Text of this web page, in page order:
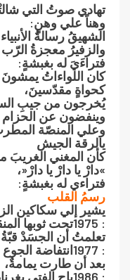
تهادي صوتُ‮ ‬التي شالتْه
وهناً‮ ‬علي وهنٍ‮:‬
الشهيقُ‮ ‬رسالةُ‮ ‬الأنبياء
والزفيرُ‮ ‬معجزةُ‮ ‬الرّب
فتراءَيَ‮ ‬له بغبشةٍ‮:‬
كان اللواءاتُ‮ ‬يمشونَ‮ ‬عليَ‮ ‬حائطٍ،
كحواةٍ‮ ‬مقدّسينَ،
يُخرجون من جيبِ‮ ‬الساعةِ‮ ‬الأرانبَ،
وينفضون عن الحزام
وعلي المنصّة المطربُ‮ ‬العاطفيُّ‮
يالرقة الجيش
كأن المغني الغريبَ‮ ‬مازالَ‮ ‬يرثي حضارةً‮:‬
‮»‬دارْ‮ ‬يا دارْ‮ ‬يا دارْ‮«‬،
فتراءي له بغبشةٍ‮:‬
رسمُ‮ ‬القلب
يشير إلي سكاكين
1975‮: ‬تحت ثوبها المنقوطِ‮ ‬بالأزرق،
تعلمتُ‮ ‬أن الجسَدْ‮ ‬قبّةُ‮ ‬الروح،
1977‮: ‬انتفاضة الجوع
بعد أن طارت‮ ‬يمامةٌ،
1986‮: ‬باح الفتي بغرناطةٍ‮:‬